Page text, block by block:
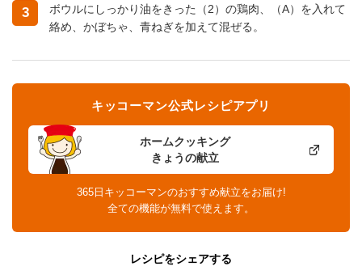
3
ボウルにしっかり油をきった（2）の鶏肉、（A）を入れて
絡め、かぼちゃ、青ねぎを加えて混ぜる。
ホームクッキング
きょうの献立
キッコーマン公式レシピアプリ
365日キッコーマンのおすすめ献立をお届け!
全ての機能が無料で使えます。
レシピをシェアする